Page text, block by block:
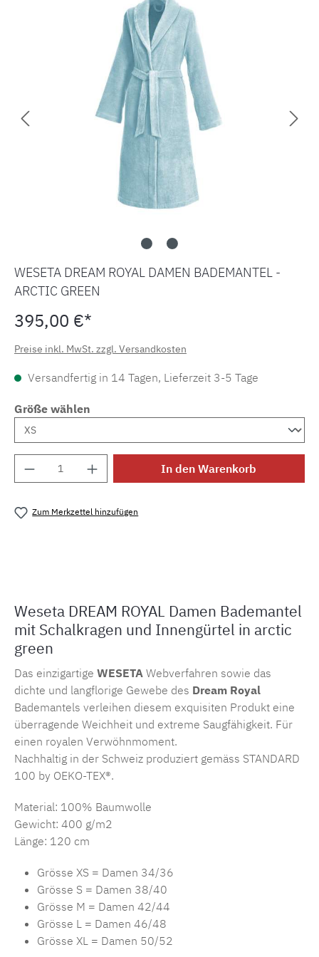
WESETA DREAM ROYAL DAMEN BADEMANTEL -
ARCTIC GREEN
395,00 €*
Preise inkl. MwSt. zzgl. Versandkosten
Versandfertig in 14 Tagen, Lieferzeit 3-5 Tage
Größe wählen
Produkt Anzahl: Gib den gewünschten
In den Warenkorb
Zum Merkzettel hinzufügen
Weseta DREAM ROYAL Damen Bademantel
mit Schalkragen und Innengürtel in arctic
green
Das einzigartige WESETA Webverfahren sowie das
dichte und langflorige Gewebe des Dream Royal
Bademantels verleihen diesem exquisiten Produkt eine
überragende Weichheit und extreme Saugfähigkeit. Für
einen royalen Verwöhnmoment.
Nachhaltig in der Schweiz produziert gemäss STANDARD
100 by OEKO-TEX®.
Material: 100% Baumwolle
Gewicht: 400 g/m2
Länge: 120 cm
Grösse XS = Damen 34/36
Grösse S = Damen 38/40
Grösse M = Damen 42/44
Grösse L = Damen 46/48
Grösse XL = Damen 50/52